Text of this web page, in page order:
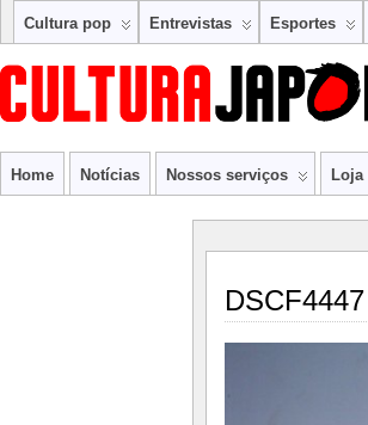
Cultura pop Entrevistas Esportes
Home Notícias Nossos serviços Loja
DSCF4447